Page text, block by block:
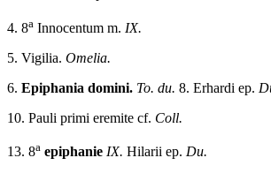
4. 8a Innocentum m. IX.
5. Vigilia. Omelia.
6. Epiphania domini. To. du. 8. Erhardi ep.
10. Pauli primi eremite cf. Coll.
13. 8a epiphanie IX. Hilarii ep. Du.